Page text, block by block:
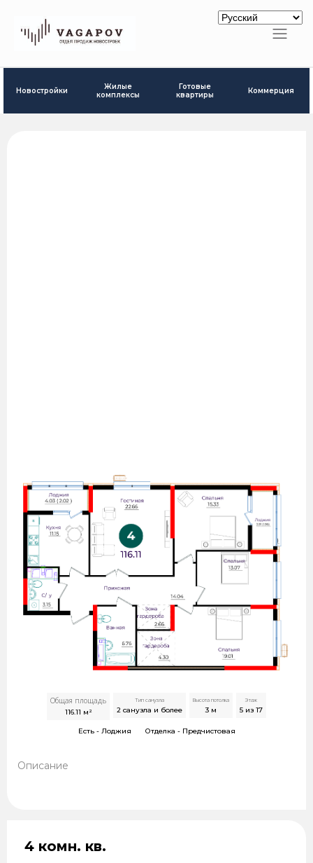
Новостройки
Жилые
комплексы
Готовые
квартиры
Коммерция
Общая площадь
116.11 м²
Тип санузла
2 санузла и более
Высота потолка
3 м
Этаж
5 из 17
Есть - Лоджия Отделка - Предчистовая
Описание
4 комн. кв.